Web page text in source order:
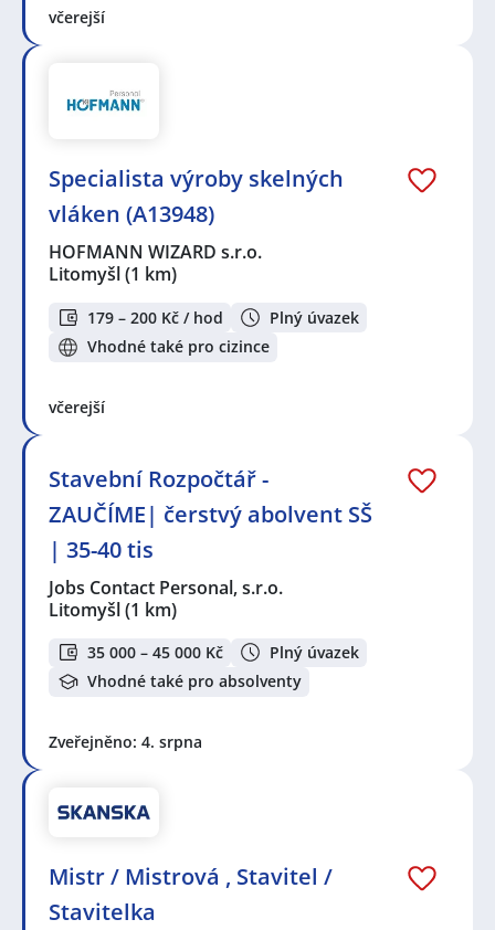
včerejší
Specialista výroby skelných
vláken (A13948)
HOFMANN WIZARD s.r.o.
Litomyšl(1 km)
179 – 200 Kč / hod
Plný úvazek
Vhodné také pro cizince
včerejší
Stavební Rozpočtář -
ZAUČÍME| čerstvý abolvent SŠ
| 35-40 tis
Jobs Contact Personal, s.r.o.
Litomyšl(1 km)
35 000 – 45 000 Kč
Plný úvazek
Vhodné také pro absolventy
Zveřejněno: 4. srpna
Mistr / Mistrová , Stavitel /
Stavitelka